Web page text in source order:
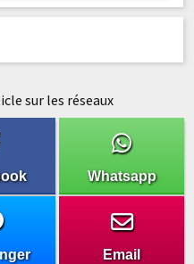
sur les réseaux
Whatsapp
Email